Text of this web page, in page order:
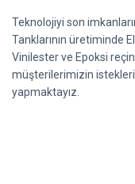
Teknolojiyi son
Tanklarının üretiminde
Vinilester ve Epoksi
müşterilerimizin istekleri
yapmaktayız.